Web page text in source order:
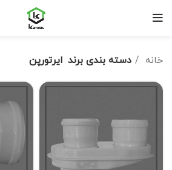
خانه دسته بندی برند ایرتورپن